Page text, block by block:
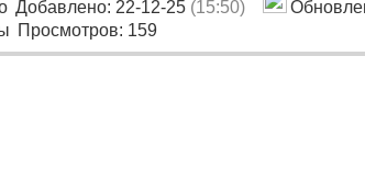
Добавлено: 22-12-25 (15:50)
Просмотров: 159